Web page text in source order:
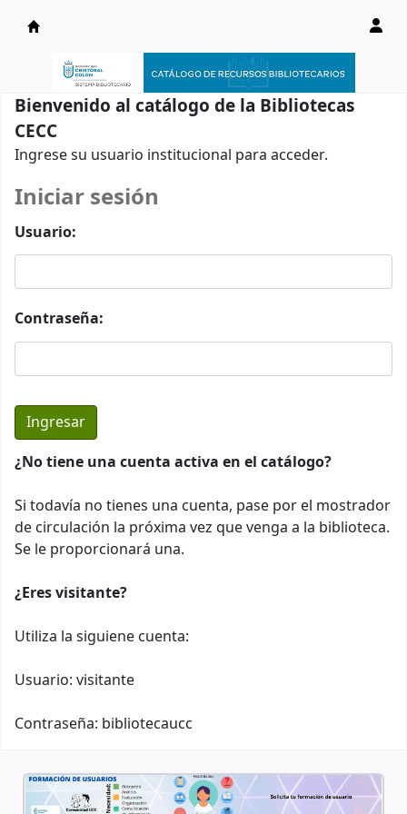
Catálogo en línea
Bienvenido al catálogo de la Bibliotecas
CECC
Ingrese su usuario institucional para acceder.
Iniciar sesión
Usuario:
Contraseña:
¿No tiene una cuenta activa en el catálogo?
Si todavía no tienes una cuenta, pase por el mostrador
de circulación la próxima vez que venga a la biblioteca.
Se le proporcionará una.
¿Eres visitante?
Utiliza la siguiene cuenta:
Usuario: visitante
Contraseña: bibliotecaucc